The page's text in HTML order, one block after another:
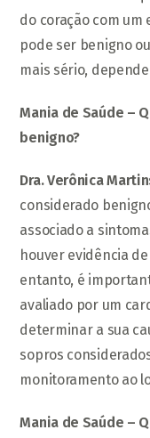
do coração com um
pode ser benigno
mais sério,
Mania de Saúde –
benigno?
Dra. Verônica
considerado
associado a
houver evidência
entanto, é
avaliado por um
determinar a sua
sopros
monitoramento ao
Mania de Saúde –